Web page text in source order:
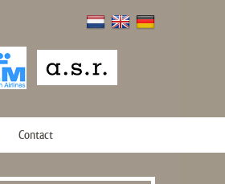
Contact